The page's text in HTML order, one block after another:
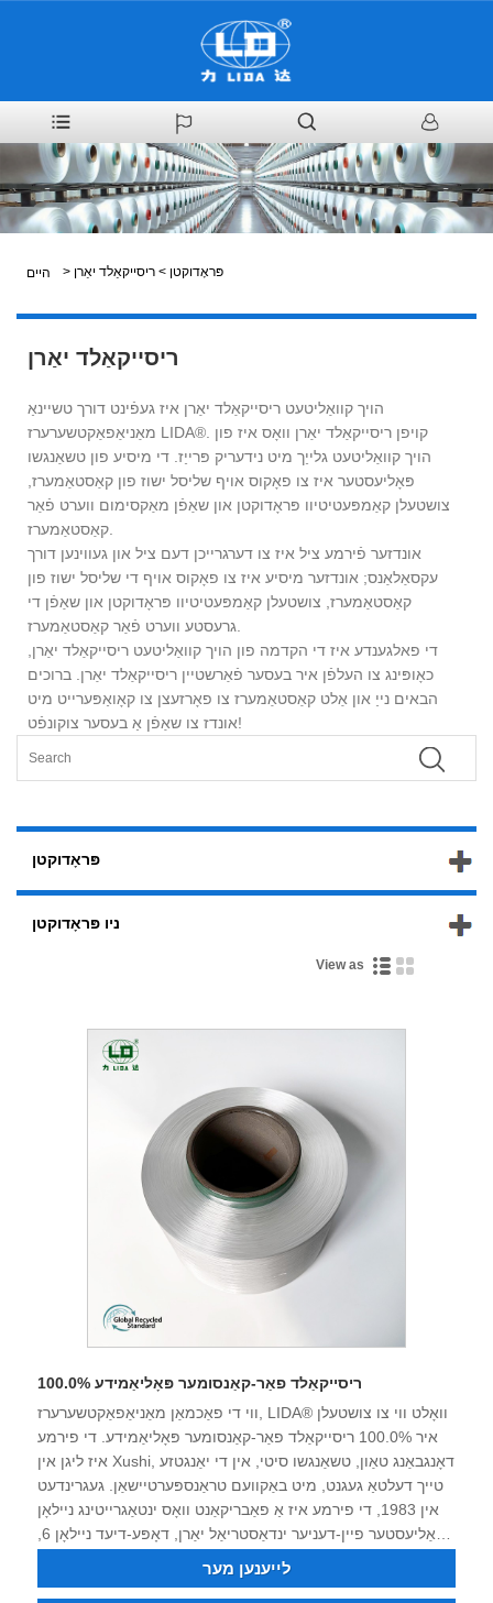
היים > פּראָדוקטן > ריסייקאַלד יאַרן
ריסייקאַלד יאַרן
הויך קוואַליטעט ריסייקאַלד יאַרן איז געפֿינט דורך טשיינאַ
מאַניאַפאַקטשערערז LIDA®. קויפן ריסייקאַלד יאַרן וואָס איז פון
הויך קוואַליטעט גלייַך מיט נידעריק פּרייַז. די מיסיע פון ​​טשאַנגשו
פּאָליעסטער איז צו פאָקוס אויף שליסל ישוז פון קאַסטאַמערז,
צושטעלן קאַמפּעטיטיוו פּראָדוקטן און שאַפֿן מאַקסימום ווערט פֿאַר
אונדזער פֿירמע ציל איז צו דערגרייכן דעם ציל און געווינען דורך
עקסאַלאַנס; אונדזער מיסיע איז צו פאָקוס אויף די שליסל ישוז פון
קאַסטאַמערז, צושטעלן קאַמפּעטיטיוו פּראָדוקטן און שאַפֿן די
די פאלגענדע איז די הקדמה פון הויך קוואַליטעט ריסייקאַלד יאַרן,
כאָופּינג צו העלפֿן איר בעסער פֿאַרשטיין ריסייקאַלד יאַרן. ברוכים
הבאים נייַ און אַלט קאַסטאַמערז צו פאָרזעצן צו קאָואַפּערייט מיט
אונדז צו שאַפֿן אַ בעסער צוקונפֿט!
פּראָדוקטן
ניו פּראָדוקטן
View as
100.0% ריסייקאַלד פאַר-קאַנסומער פּאָליאַמידע
ווי די פאַכמאַן מאַניאַפאַקטשערערז, LIDA® וואָלט ווי צו צושטעלן
איר 100.0% ריסייקאַלד פאַר-קאַנסומער פּאָליאַמידע. די פירמע
איז ליגן אין Xushi, דאָנגבאַנג טאַון, טשאַנגשו סיטי, אין די יאַנגטזע
טייך דעלטאַ געגנט, מיט באַקוועם טראַנספּערטיישאַן. געגרינדעט
אין 1983, די פירמע איז אַ פאַבריקאַנט וואָס ינטאַגרייטינג ניילאָן
ניילאָן 66, פּאַליעסטער פיין-דעניער ינדאַסטריאַל יאַרן,
פלאַם-ריטאַרדאַנט און ריסייקאַלד ניילאָן פּאַליעסטער פאָדעם. איר
לייענען מער